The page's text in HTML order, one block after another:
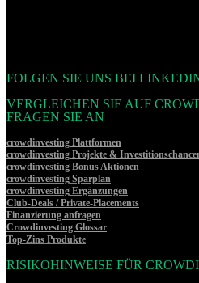
FOLGEN SIE UNS BEI
VERGLEICHEN SIE AUF
FRAGEN SIE AN
crowdinvesting Plattformen
crowdinvesting Projekte &
crowdinvesting Bonus Aktionen
crowdinvesting Sparplan
crowdinvesting Ergänzungen
Club-Deals / Private-Placements
Finanzierung anfragen
Crowdinvesting Glossar
Top-Zins Produkte
RISIKOHINWEISE FÜR